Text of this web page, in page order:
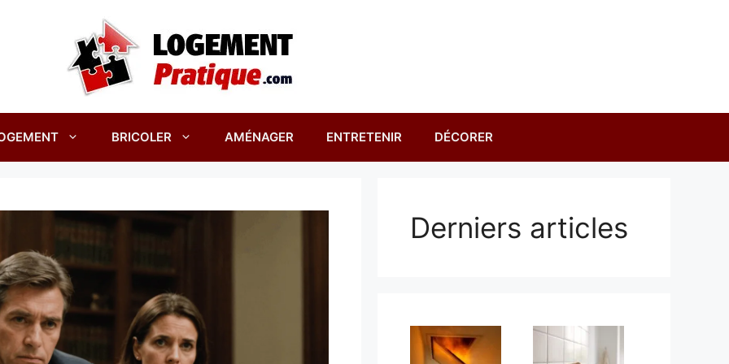
BRICOLER AMÉNAGER ENTRETENIR DÉCORER
Derniers articles